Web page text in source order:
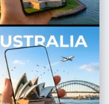
}, "camera": {
or
for the doodles",
bedsheets)",
figure and the
of **{Landmark}**. The
wet, blooming
* **Zone 3
slice reveals the